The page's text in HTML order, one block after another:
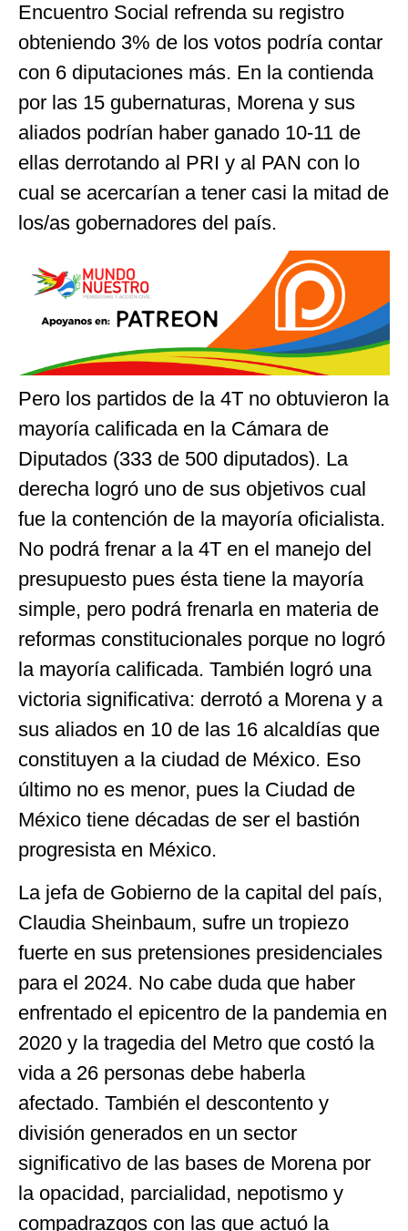
Encuentro Social refrenda su registro
obteniendo 3% de los votos podría contar
con 6 diputaciones más. En la contienda
por las 15 gubernaturas, Morena y sus
aliados podrían haber ganado 10-11 de
ellas derrotando al PRI y al PAN con lo
cual se acercarían a tener casi la mitad de
los/as gobernadores del país.
Pero los partidos de la 4T no obtuvieron la
mayoría calificada en la Cámara de
Diputados (333 de 500 diputados). La
derecha logró uno de sus objetivos cual
fue la contención de la mayoría oficialista.
No podrá frenar a la 4T en el manejo del
presupuesto pues ésta tiene la mayoría
simple, pero podrá frenarla en materia de
reformas constitucionales porque no logró
la mayoría calificada. También logró una
victoria significativa: derrotó a Morena y a
sus aliados en 10 de las 16 alcaldías que
constituyen a la ciudad de México. Eso
último no es menor, pues la Ciudad de
México tiene décadas de ser el bastión
progresista en México.
La jefa de Gobierno de la capital del país,
Claudia Sheinbaum, sufre un tropiezo
fuerte en sus pretensiones presidenciales
para el 2024. No cabe duda que haber
enfrentado el epicentro de la pandemia en
2020 y la tragedia del Metro que costó la
vida a 26 personas debe haberla
afectado. También el descontento y
división generados en un sector
significativo de las bases de Morena por
la opacidad, parcialidad, nepotismo y
compadrazgos con las que actuó la